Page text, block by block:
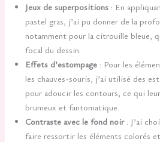
Jeux de superpositions : En
pastel gras, j’ai pu donner de la
notamment pour la citrouille bleue,
focal du dessin.
Effets d’estompage : Pour les
les chauves-souris, j’ai utilisé des
pour adoucir les contours, ce qui
brumeux et fantomatique.
Contraste avec le fond noir: J’ai
faire ressortir les éléments colorés